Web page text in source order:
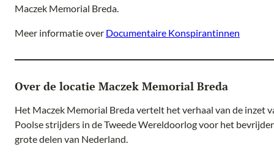
Maczek Memorial Breda.
Meer informatie over Documentaire Konspirantinnen
Over de locatie Maczek Memorial Breda
Het Maczek Memorial Breda vertelt het verhaal van de inzet
Poolse strijders in de Tweede Wereldoorlog voor het
grote delen van Nederland.